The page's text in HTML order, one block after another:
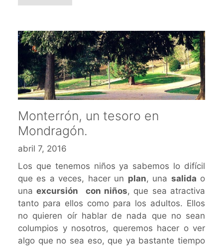
Monterrón, un tesoro en
Mondragón.
abril 7, 2016
Los que tenemos niños ya sabemos lo difícil
que es a veces, hacer un plan, una salida o
unaexcursión con niños, que sea atractiva
tanto para ellos como para los adultos. Ellos
no quieren oír hablar de nada que no sean
columpios y nosotros, queremos hacer o ver
algo que no sea eso, que ya bastante tiempo